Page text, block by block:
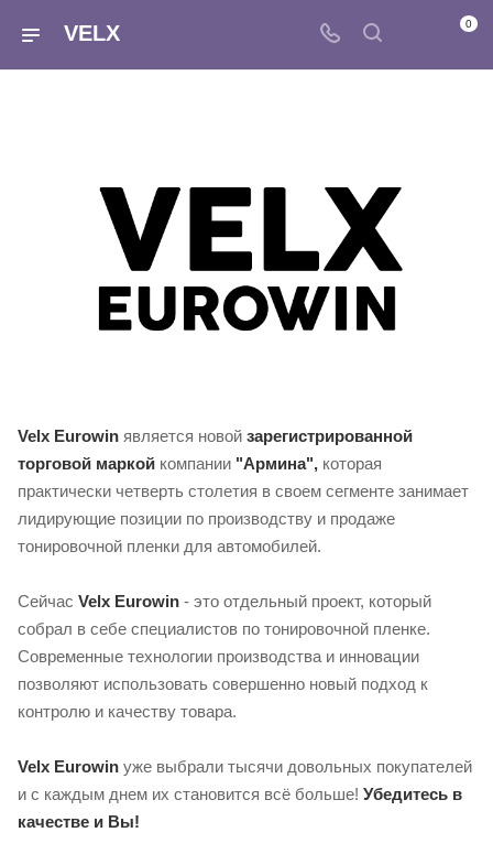
VELX 0
Velx Eurowin является новой зарегистрированной
торговой маркой компании "Армина", которая
практически четверть столетия в своем сегменте занимает
лидирующие позиции по производству и продаже
тонировочной пленки для автомобилей.
Сейчас Velx Eurowin - это отдельный проект, который
собрал в себе специалистов по тонировочной пленке.
Современные технологии производства и инновации
позволяют использовать совершенно новый подход к
контролю и качеству товара.
Velx Eurowin уже выбрали тысячи довольных покупателей
и с каждым днем их становится всё больше! Убедитесь в
качестве и Вы!